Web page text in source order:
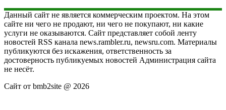
Данный сайт не является коммерческим проектом. На этом
сайте ни чего не продают, ни чего не покупают, ни какие
услуги не оказываются. Сайт представляет собой ленту
новостей RSS канала news.rambler.ru, newsru.com. Материалы
публикуются без искажения, ответственность за
достоверность публикуемых новостей Администрация сайта
не несёт.
Сайт от bmb2site @ 2026